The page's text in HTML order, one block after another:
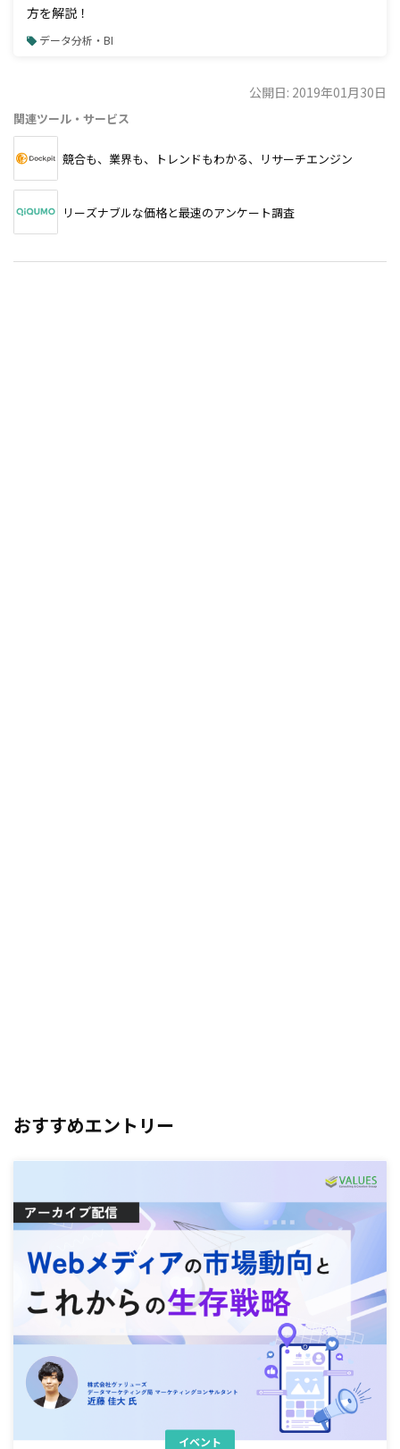
方を解説！
データ分析・BI
公開日: 2019年01月30日
関連ツール・サービス
競合も、業界も、トレンドもわかる、リサーチエンジン
リーズナブルな価格と最速のアンケート調査
おすすめエントリー
イベント